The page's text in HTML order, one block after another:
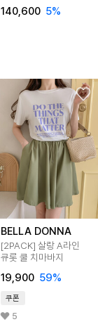
140,600 5%
BELLA DONNA
[2PACK] 살랑 A라인
큐롯 쿨 치마바지
19,900 59%
쿠폰
5